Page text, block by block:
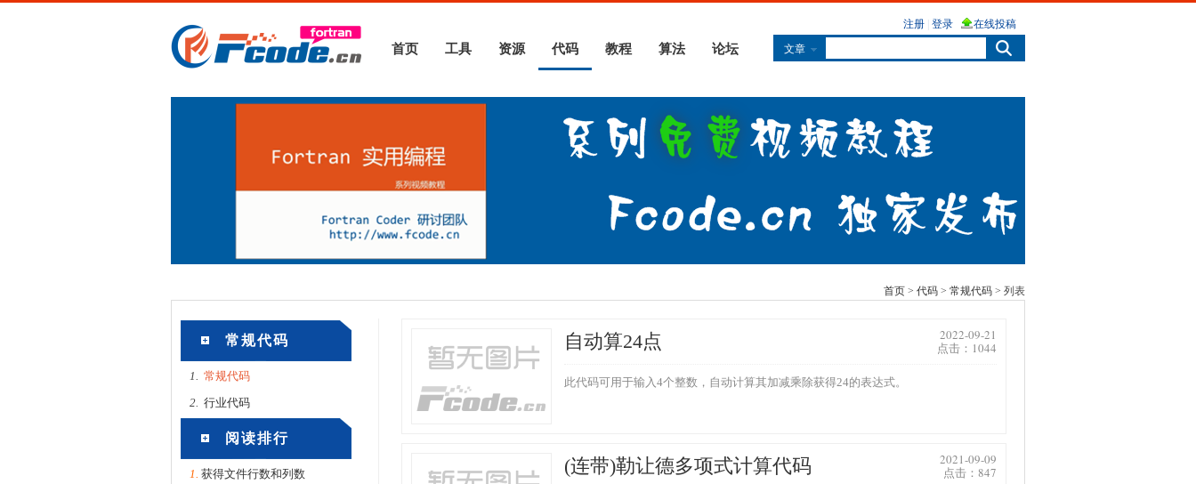
首页 工具 资源 代码 教程 算法 论坛 文章
首页 > 代码 > 常规代码 > 列表
常规代码
1. 常规代码
2. 行业代码
阅读排行
1. 获得文件行数和列数
自动算24点
2022-09-21
点击：1044
此代码可用于输入4个整数，自动计算其加减乘除获得24的表达式。
(连带)勒让德多项式计算代码
2021-09-09
点击：847